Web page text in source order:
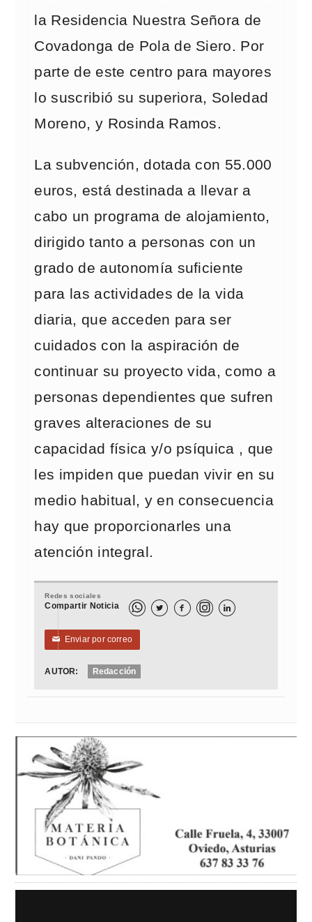
la Residencia Nuestra Señora de
Covadonga de Pola de Siero. Por
parte de este centro para mayores
lo suscribió su superiora, Soledad
Moreno, y Rosinda Ramos.
La subvención, dotada con 55.000
euros, está destinada a llevar a
cabo un programa de alojamiento,
dirigido tanto a personas con un
grado de autonomía suficiente
para las actividades de la vida
diaria, que acceden para ser
cuidados con la aspiración de
continuar su proyecto vida, como a
personas dependientes que sufren
graves alteraciones de su
capacidad física y/o psíquica , que
les impiden que puedan vivir en su
medio habitual, y en consecuencia
hay que proporcionarles una
atención integral.
Redes sociales
Compartir Noticia   
✉ Enviar por correo
AUTOR: Redacción